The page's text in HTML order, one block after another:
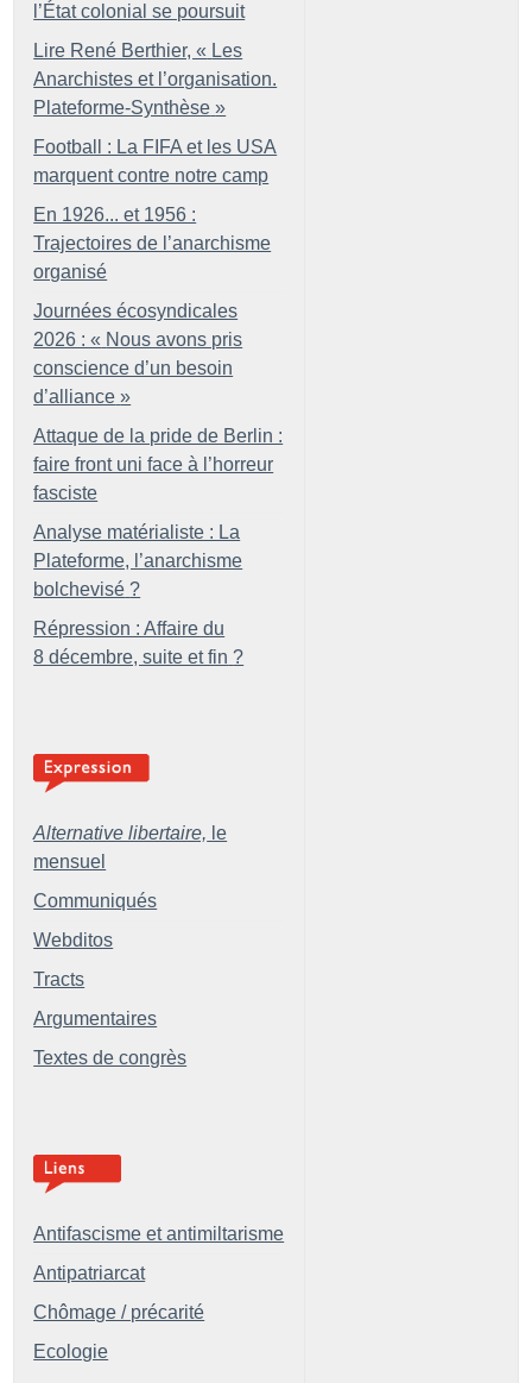
l’État colonial se poursuit
Lire René Berthier, « Les
Anarchistes et l’organisation.
Plateforme-Synthèse »
Football : La FIFA et les USA
marquent contre notre camp
En 1926... et 1956 :
Trajectoires de l’anarchisme
organisé
Journées écosyndicales
2026 : « Nous avons pris
conscience d’un besoin
d’alliance »
Attaque de la pride de Berlin :
faire front uni face à l’horreur
fasciste
Analyse matérialiste : La
Plateforme, l’anarchisme
bolchevisé ?
Répression : Affaire du
8 décembre, suite et fin ?
Alternative libertaire, le
mensuel
Communiqués
Webditos
Tracts
Argumentaires
Textes de congrès
Antifascisme et antimiltarisme
Antipatriarcat
Chômage / précarité
Ecologie